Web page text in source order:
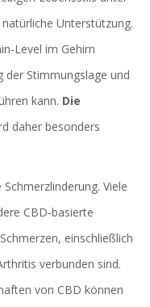
Unterstützung.
Level im Gehirn
der Stimmungslage und
kann. Die
daher besonders
Viele
CBD-basierte
einschließlich
verbunden sind.
von CBD können